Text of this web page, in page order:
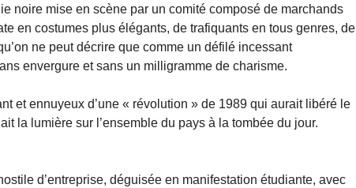
noire mise en scène par un comité composé de marchands
en costumes plus élégants, de trafiquants en tous genres, de
ne peut décrire que comme un défilé incessant
envergure et sans un milligramme de charisme.
et ennuyeux d’une « révolution » de 1989 qui aurait libéré le
la lumière sur l’ensemble du pays à la tombée du jour.
d’entreprise, déguisée en manifestation étudiante, avec